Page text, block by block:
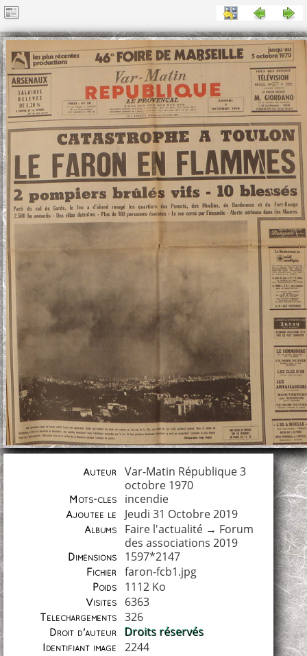
Auteur
Var-Matin République 3
octobre 1970
Mots-clés incendie
Ajoutée le Jeudi 31 Octobre 2019
Albums Faire l'actualité→ Forum
des associations 2019
Dimensions 1597*2147
Fichier faron-fcb1.jpg
Poids 1112 Ko
Visites 6363
Téléchargements 326
Droit d'auteur Droits réservés
Identifiant image 2244